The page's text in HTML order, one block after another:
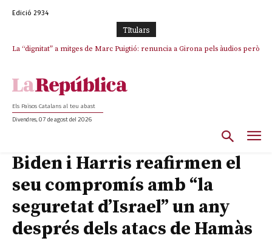
Edició 2934
TItulars
La “dignitat” a mitges de Marc Puigtió: renuncia a Girona pels àudios però
Els Països Catalans al teu abast
Divendres, 07 de agost del 2026
Biden i Harris reafirmen el
seu compromís amb “la
seguretat d’Israel” un any
després dels atacs de Hamàs